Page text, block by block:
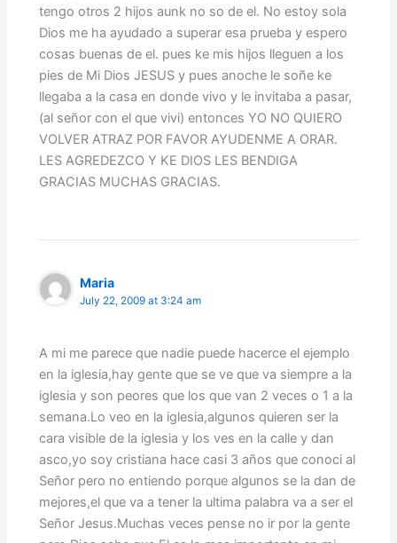
tengo otros 2 hijos aunk no so de el. No estoy sola
Dios me ha ayudado a superar esa prueba y espero
cosas buenas de el. pues ke mis hijos lleguen a los
pies de Mi Dios JESUS y pues anoche le soñe ke
llegaba a la casa en donde vivo y le invitaba a pasar,
(al señor con el que vivi) entonces YO NO QUIERO
VOLVER ATRAZ POR FAVOR AYUDENME A ORAR.
LES AGREDEZCO Y KE DIOS LES BENDIGA
GRACIAS MUCHAS GRACIAS.
Maria
July 22, 2009 at 3:24 am
A mi me parece que nadie puede hacerce el ejemplo
en la iglesia,hay gente que se ve que va siempre a la
iglesia y son peores que los que van 2 veces o 1 a la
semana.Lo veo en la iglesia,algunos quieren ser la
cara visible de la iglesia y los ves en la calle y dan
asco,yo soy cristiana hace casi 3 años que conoci al
Señor pero no entiendo porque algunos se la dan de
mejores,el que va a tener la ultima palabra va a ser el
Señor Jesus.Muchas veces pense no ir por la gente